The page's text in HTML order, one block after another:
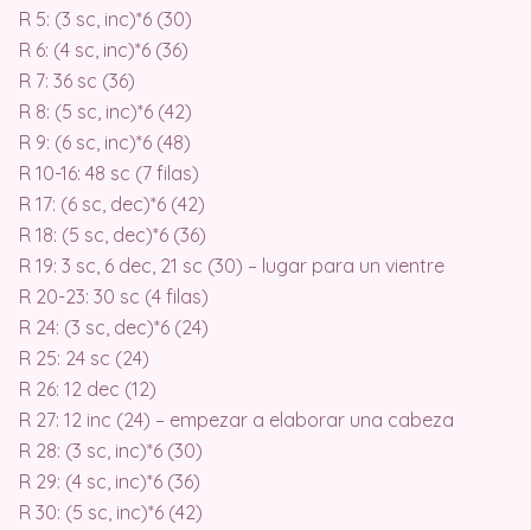
R 5: (3 sc, inc)*6 (30)
R 6: (4 sc, inc)*6 (36)
R 7: 36 sc (36)
R 8: (5 sc, inc)*6 (42)
R 9: (6 sc, inc)*6 (48)
R 10-16: 48 sc (7 filas)
R 17: (6 sc, dec)*6 (42)
R 18: (5 sc, dec)*6 (36)
R 19: 3 sc, 6 dec, 21 sc (30) – lugar para un vientre
R 20-23: 30 sc (4 filas)
R 24: (3 sc, dec)*6 (24)
R 25: 24 sc (24)
R 26: 12 dec (12)
R 27: 12 inc (24) – empezar a elaborar una cabeza
R 28: (3 sc, inc)*6 (30)
R 29: (4 sc, inc)*6 (36)
R 30: (5 sc, inc)*6 (42)